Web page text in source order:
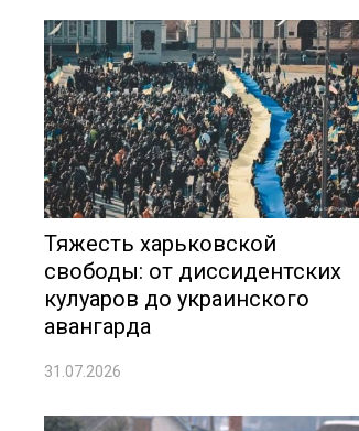
Тяжесть харьковской
свободы: от диссидентских
кулуаров до украинского
авангарда
31.07.2026